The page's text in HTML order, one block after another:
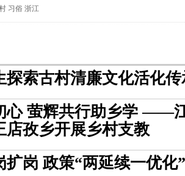
习俗 浙江
探索古村清廉文化活化
心 萤辉共行助乡学 ——
店孜乡开展乡村支教
扩岗 政策“两延续一优化”